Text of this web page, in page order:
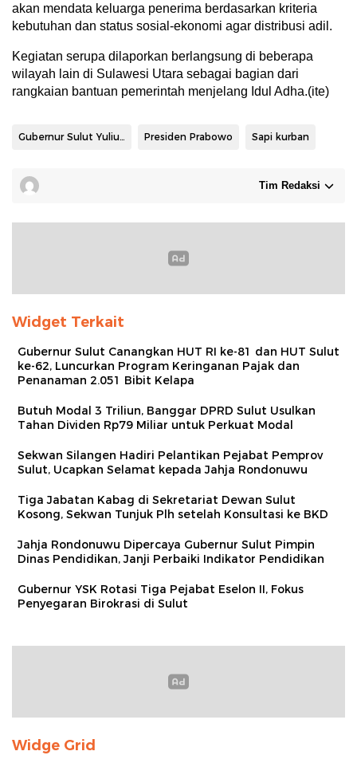
akan mendata keluarga penerima berdasarkan kriteria
kebutuhan dan status sosial-ekonomi agar distribusi adil.
Kegiatan serupa dilaporkan berlangsung di beberapa
wilayah lain di Sulawesi Utara sebagai bagian dari
rangkaian bantuan pemerintah menjelang Idul Adha.(ite)
Gubernur Sulut Yulius Selvanus Presiden Prabowo Sapi kurban
Tim Redaksi
Widget Terkait
Gubernur Sulut Canangkan HUT RI ke-81 dan HUT Sulut
ke-62, Luncurkan Program Keringanan Pajak dan
Penanaman 2.051 Bibit Kelapa
Butuh Modal 3 Triliun, Banggar DPRD Sulut Usulkan
Tahan Dividen Rp79 Miliar untuk Perkuat Modal
Sekwan Silangen Hadiri Pelantikan Pejabat Pemprov
Sulut, Ucapkan Selamat kepada Jahja Rondonuwu
Tiga Jabatan Kabag di Sekretariat Dewan Sulut
Kosong, Sekwan Tunjuk Plh setelah Konsultasi ke BKD
Jahja Rondonuwu Dipercaya Gubernur Sulut Pimpin
Dinas Pendidikan, Janji Perbaiki Indikator Pendidikan
Gubernur YSK Rotasi Tiga Pejabat Eselon II, Fokus
Penyegaran Birokrasi di Sulut
Widge Grid